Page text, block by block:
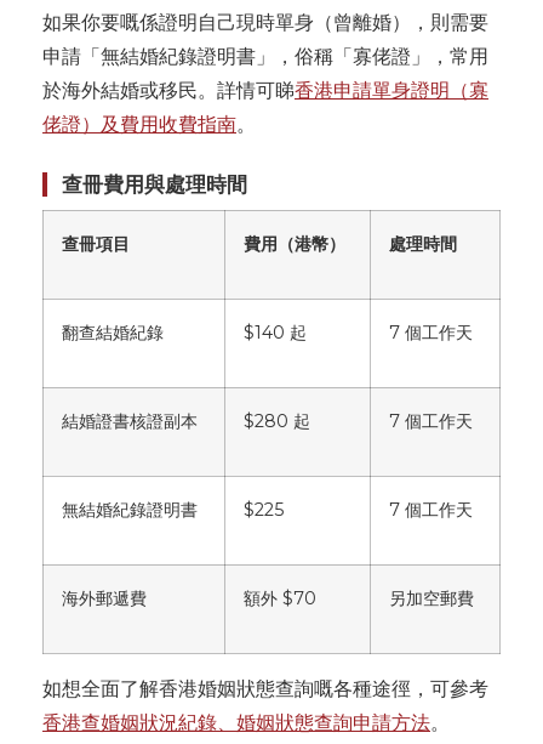
如果你要嘅係證明自己現時單身（曾離婚），則需要
申請「無結婚紀錄證明書」，俗稱「寡佬證」，常用
於海外結婚或移民。詳情可睇香港申請單身證明（寡
佬證）及費用收費指南。
查冊費用與處理時間
查冊項目 費用（港幣） 處理時間
翻查結婚紀錄 $140 起 7 個工作天
結婚證書核證副本 $280 起 7 個工作天
無結婚紀錄證明書 $225 7 個工作天
海外郵遞費 額外 $70 另加空郵費
如想全面了解香港婚姻狀態查詢嘅各種途徑，可參考
香港查婚姻狀況紀錄、婚姻狀態查詢申請方法。